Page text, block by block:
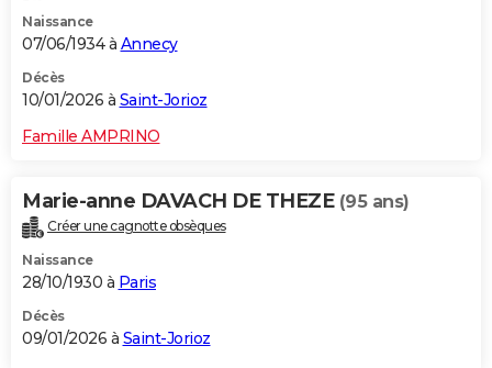
Naissance
07/06/1934 à Annecy
Décès
10/01/2026 à Saint-Jorioz
Famille AMPRINO
Marie-anne DAVACH DE THEZE (95 ans)
Créer une cagnotte obsèques
Naissance
28/10/1930 à Paris
Décès
09/01/2026 à Saint-Jorioz